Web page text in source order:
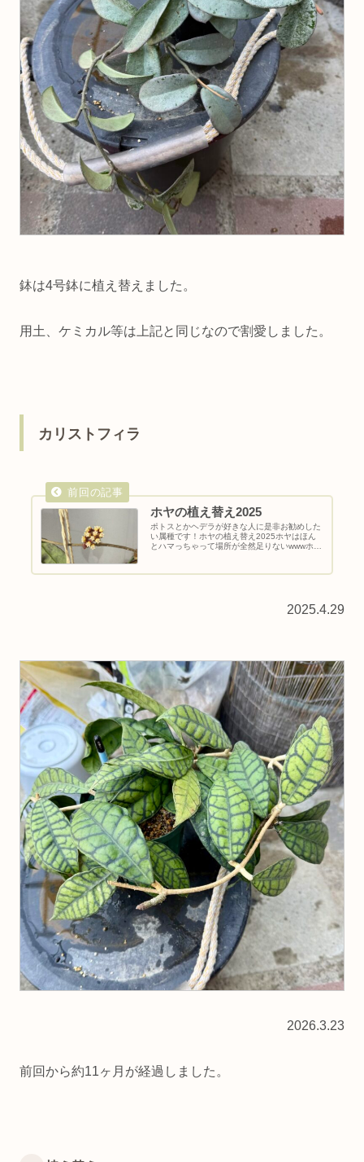
鉢は4号鉢に植え替えました。
用土、ケミカル等は上記と同じなので割愛しました。
カリストフィラ
ホヤの植え替え2025
ポトスとかヘデラが好きな人に是非お勧めした
い属種です！ホヤの植え替え2025ホヤはほん
とハマっちゃって場所が全然足りないwwwホ
してたのでもーそんな...
2025.4.29
2026.3.23
前回から約11ヶ月が経過しました。